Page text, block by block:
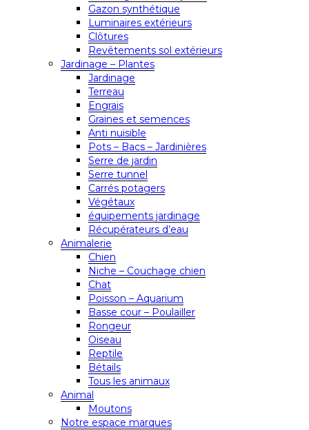
Gazon synthétique
Luminaires extérieurs
Clôtures
Revêtements sol extérieurs
Jardinage – Plantes
Jardinage
Terreau
Engrais
Graines et semences
Anti nuisible
Pots – Bacs – Jardinières
Serre de jardin
Serre tunnel
Carrés potagers
Végétaux
équipements jardinage
Récupérateurs d’eau
Animalerie
Chien
Niche – Couchage chien
Chat
Poisson – Aquarium
Basse cour – Poulailler
Rongeur
Oiseau
Reptile
Bétails
Tous les animaux
Animal
Moutons
Notre espace marques